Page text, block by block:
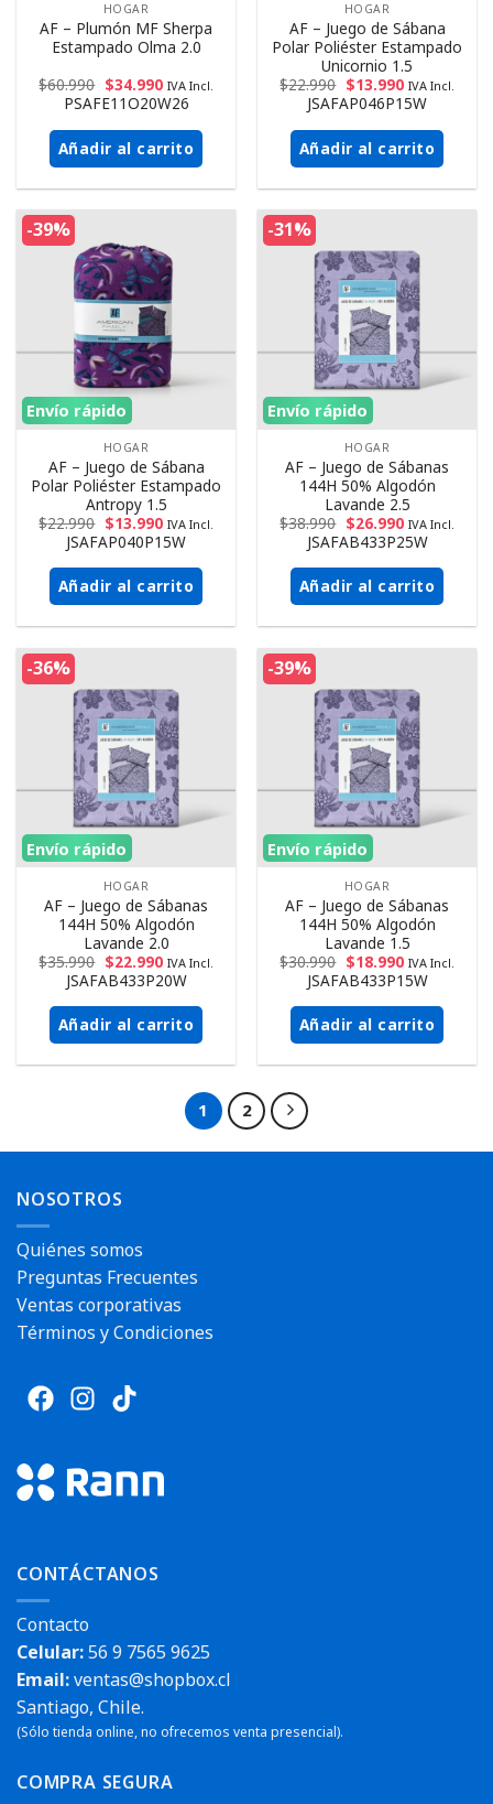
HOGAR
AF – Plumón MF Sherpa
Estampado Olma 2.0
$60.990 $34.990 IVA Incl.
PSAFE11O20W26
Añadir al carrito
HOGAR
AF – Juego de Sábana
Polar Poliéster Estampado
Unicornio 1.5
$22.990 $13.990 IVA Incl.
JSAFAP046P15W
Añadir al carrito
-39%
Envío rápido
HOGAR
AF – Juego de Sábana
Polar Poliéster Estampado
Antropy 1.5
$22.990 $13.990 IVA Incl.
JSAFAP040P15W
Añadir al carrito
-31%
Envío rápido
HOGAR
AF – Juego de Sábanas
144H 50% Algodón
Lavande 2.5
$38.990 $26.990 IVA Incl.
JSAFAB433P25W
Añadir al carrito
-36%
Envío rápido
HOGAR
AF – Juego de Sábanas
144H 50% Algodón
Lavande 2.0
$35.990 $22.990 IVA Incl.
JSAFAB433P20W
Añadir al carrito
-39%
Envío rápido
HOGAR
AF – Juego de Sábanas
144H 50% Algodón
Lavande 1.5
$30.990 $18.990 IVA Incl.
JSAFAB433P15W
Añadir al carrito
1 2
NOSOTROS
Quiénes somos
Preguntas Frecuentes
Ventas corporativas
Términos y Condiciones
CONTÁCTANOS
Contacto
Celular:56 9 7565 9625
Email:ventas@shopbox.cl
Santiago, Chile.
(Sólo tienda online, no ofrecemos venta presencial).
COMPRA SEGURA